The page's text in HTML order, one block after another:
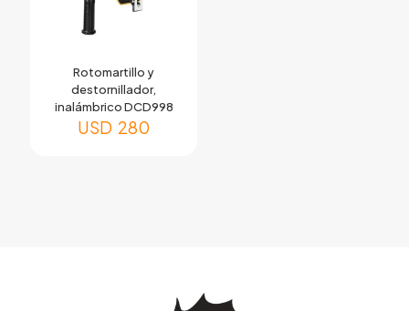
Rotomartillo y
destornillador,
inalámbrico DCD998
USD 280